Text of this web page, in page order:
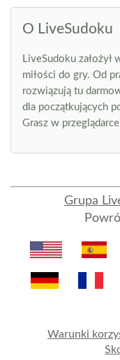
O LiveSudoku
LiveSudoku
miłości do gry. Od
rozwiązują tu
dla początkujących
Grasz w
Grupa
Warunki